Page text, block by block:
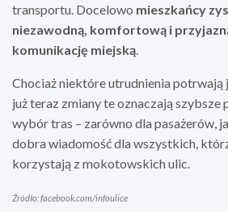
transportu. Docelowo mieszkańcy
niezawodną, komfortową i
komunikację miejską.
Chociaż niektóre utrudnienia potrwają
już teraz zmiany te oznaczają szybsze
wybór tras – zarówno dla pasażerów,
dobra wiadomość dla wszystkich,
korzystają z mokotowskich ulic.
Źródło: facebook.com/infoulice